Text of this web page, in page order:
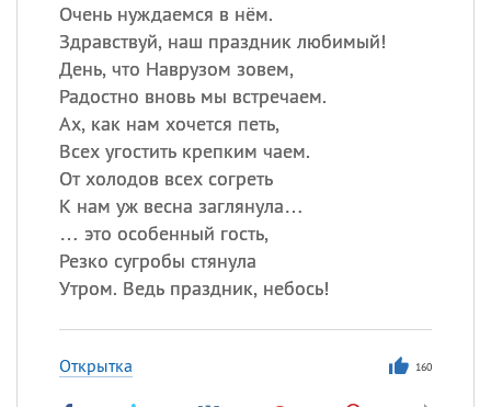
Очень нуждаемся в нём.
Здравствуй, наш праздник любимый!
День, что Наврузом зовем,
Радостно вновь мы встречаем.
Ах, как нам хочется петь,
Всех угостить крепким чаем.
От холодов всех согреть
К нам уж весна заглянула…
… это особенный гость,
Резко сугробы стянула
Утром. Ведь праздник, небось!
Открытка 160